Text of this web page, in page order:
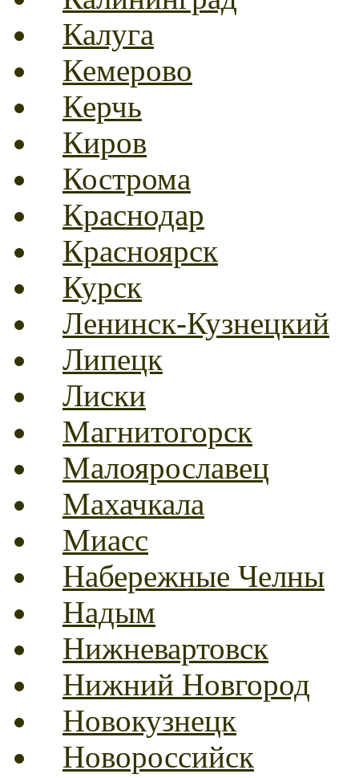
Калуга
Кемерово
Керчь
Киров
Кострома
Краснодар
Красноярск
Курск
Ленинск-Кузнецкий
Липецк
Лиски
Магнитогорск
Малоярославец
Махачкала
Миасс
Набережные Челны
Надым
Нижневартовск
Нижний Новгород
Новокузнецк
Новороссийск